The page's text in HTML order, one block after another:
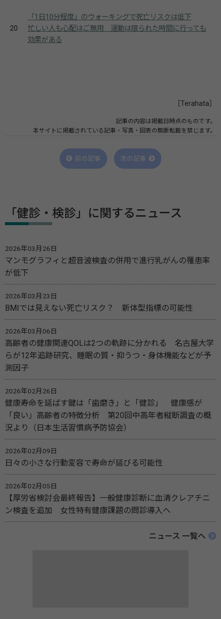
20
「1日10分程度」のウォーキングで死亡リスクは低下
忙しい人も心配はご無用 運動は限られた時間に行っても
効果がある
［Terahata］
記事の内容は掲載日時点のものです。
本サイトに掲載されている記事・写真・図表の無断転載を禁じます。
前の記事 次の記事
「健診・検診」に関するニュース
2026年03月26日
マンモグラフィと超音波検査の併用で進行乳がんの罹患率
が低下
2026年03月23日
BMIでは見えない死亡リスク？ 新体型指標の可能性
2026年03月06日
高齢者の健康関連QOLは2つの軌跡に分かれる 名古屋大学
らが12年追跡研究、睡眠の質・抑うつ・身体機能などが予
測因子
2026年02月26日
健康寿命を延ばす鍵は「歯磨き」と「健診」 健康感が
「良い」高齢者の特徴分析 第20回中高年者縦断調査の概
況より（日本生活習慣病予防協会）
2026年02月09日
日々の小さな行動変容で寿命が延びる可能性
2026年02月05日
【厚労省検討会最終報告】一般健康診断に血清クレアチニ
ン検査を追加 女性特有健康課題の問診導入へ
ニュース 一覧へ